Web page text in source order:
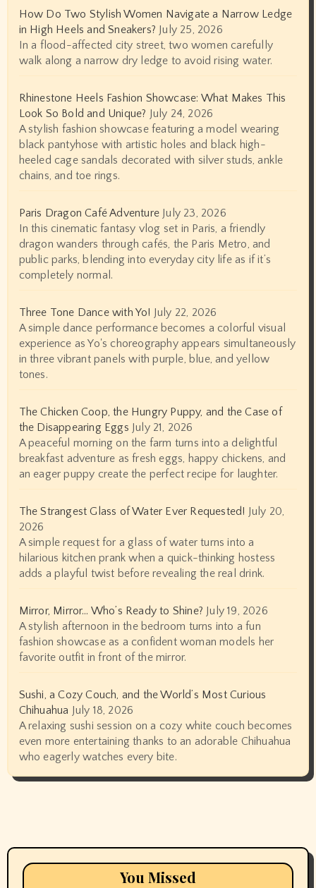
How Do Two Stylish Women Navigate a Narrow Ledge
in High Heels and Sneakers? July 25, 2026
In a flood-affected city street, two women carefully
walk along a narrow dry ledge to avoid rising water.
Rhinestone Heels Fashion Showcase: What Makes This
Look So Bold and Unique? July 24, 2026
A stylish fashion showcase featuring a model wearing
black pantyhose with artistic holes and black high-
heeled cage sandals decorated with silver studs, ankle
chains, and toe rings.
Paris Dragon Café Adventure July 23, 2026
In this cinematic fantasy vlog set in Paris, a friendly
dragon wanders through cafés, the Paris Metro, and
public parks, blending into everyday city life as if it’s
completely normal.
Three Tone Dance with Yo! July 22, 2026
A simple dance performance becomes a colorful visual
experience as Yo's choreography appears simultaneously
in three vibrant panels with purple, blue, and yellow
tones.
The Chicken Coop, the Hungry Puppy, and the Case of
the Disappearing Eggs July 21, 2026
A peaceful morning on the farm turns into a delightful
breakfast adventure as fresh eggs, happy chickens, and
an eager puppy create the perfect recipe for laughter.
The Strangest Glass of Water Ever Requested! July 20,
2026
A simple request for a glass of water turns into a
hilarious kitchen prank when a quick-thinking hostess
adds a playful twist before revealing the real drink.
Mirror, Mirror… Who’s Ready to Shine? July 19, 2026
A stylish afternoon in the bedroom turns into a fun
fashion showcase as a confident woman models her
favorite outfit in front of the mirror.
Sushi, a Cozy Couch, and the World’s Most Curious
Chihuahua July 18, 2026
A relaxing sushi session on a cozy white couch becomes
even more entertaining thanks to an adorable Chihuahua
who eagerly watches every bite.
You Missed